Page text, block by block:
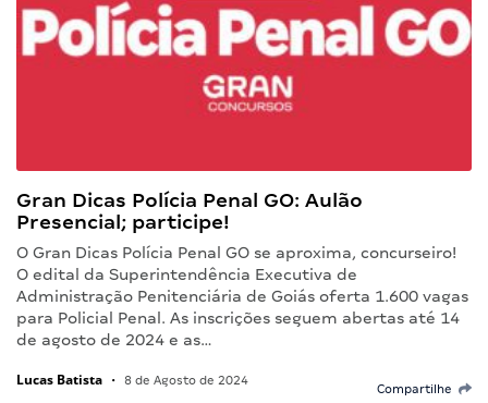
Gran Dicas Polícia Penal GO: Aulão
Presencial; participe!
O Gran Dicas Polícia Penal GO se aproxima, concurseiro!
O edital da Superintendência Executiva de
Administração Penitenciária de Goiás oferta 1.600 vagas
para Policial Penal. As inscrições seguem abertas até 14
de agosto de 2024 e as…
Lucas Batista • 8 de Agosto de 2024
Compartilhe